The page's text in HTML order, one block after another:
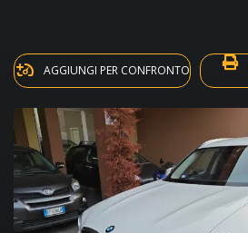
AGGIUNGI PER CONFRONTO